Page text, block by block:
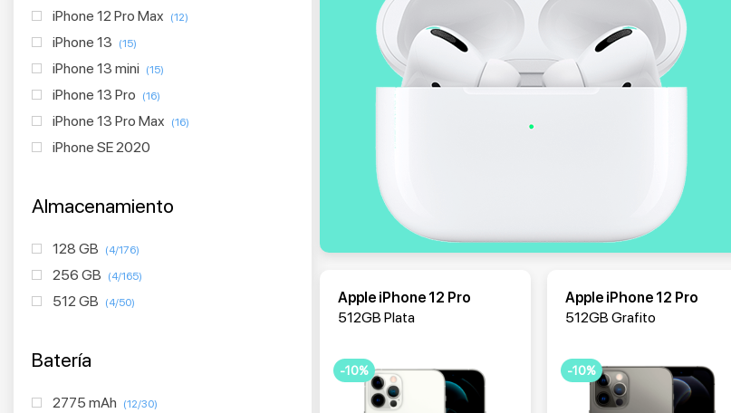
iPhone 12 Pro Max (12)
iPhone 13 (15)
iPhone 13 mini (15)
iPhone 13 Pro (16)
iPhone 13 Pro Max (16)
iPhone SE 2020
Almacenamiento
128 GB (4/176)
256 GB (4/165)
512 GB (4/50)
Batería
2775 mAh (12/30)
Apple iPhone 12 Pro
512GB Plata
-10%
Apple iPhone 12 Pro
512GB Grafito
-10%